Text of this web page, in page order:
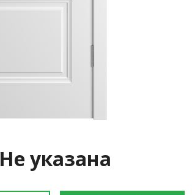
Не указана